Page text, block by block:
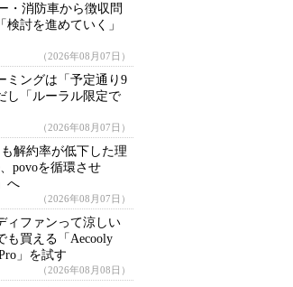
・消防車から徴収問
討を進めていく」
（2026年08月07日）
ミングは「予定通り9
「ルーラル限定で
（2026年08月07日）
解約率が低下した理
povoを循環させ
へ
（2026年08月07日）
ィファンって涼しい
買える「Aecooly
」を試す
（2026年08月08日）